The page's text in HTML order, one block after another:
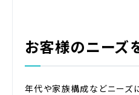
お客様のニーズ
年代や家族構成などニーズ